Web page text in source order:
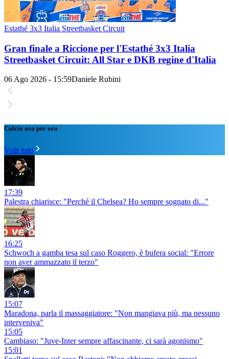
Estathé 3x3 Italia Streetbasket Circuit
Gran finale a Riccione per l'Estathé 3x3 Italia
Streetbasket Circuit: All Star e DKB regine d'Italia
06 Ago 2026 - 15:59Daniele Rubini
Calcio ora per ora
Vedi tutti
17:39
Palestra chiarisce: "Perché il Chelsea? Ho sempre sognato di..."
16:25
Schwoch a gamba tesa sul caso Roggero, è bufera social: "Errore
non aver ammazzato il terzo"
15:07
Maradona, parla il massaggiatore: "Non mangiava più, ma nessuno
interveniva"
15:05
Cambiaso: "Juve-Inter sempre affascinante, ci sarà agonismo"
15:01